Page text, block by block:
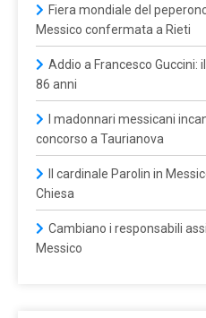
Fiera mondiale del
Messico confermata a Rieti
Addio a Francesco Guccini:
86 anni
I madonnari messicani
concorso a Taurianova
Il cardinale Parolin in
Chiesa
Cambiano i responsabili
Messico